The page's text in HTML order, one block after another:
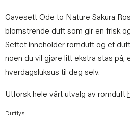
Gavesett Ode to Nature Sakura
blomstrende duft som gir en frisk
Settet inneholder romduft og et
noen du vil gjøre litt ekstra stas på,
hverdagsluksus til deg selv.
Utforsk hele vårt utvalg av romduft
Duftlys